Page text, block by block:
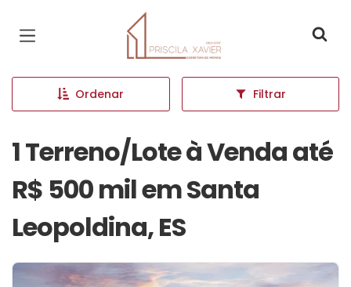
Página inicial
Ordenar Filtrar
1 Terreno/Lote à Venda até
R$ 500 mil em Santa
Leopoldina, ES